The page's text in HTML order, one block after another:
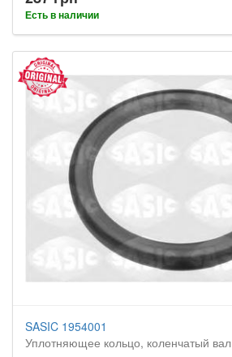
Есть в наличии
SASIC 1954001
Уплотняющее кольцо, коленчатый вал